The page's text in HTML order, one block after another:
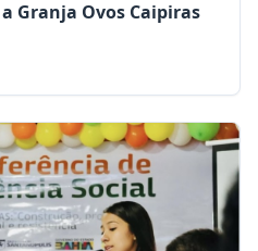
Granja Ovos Caipiras